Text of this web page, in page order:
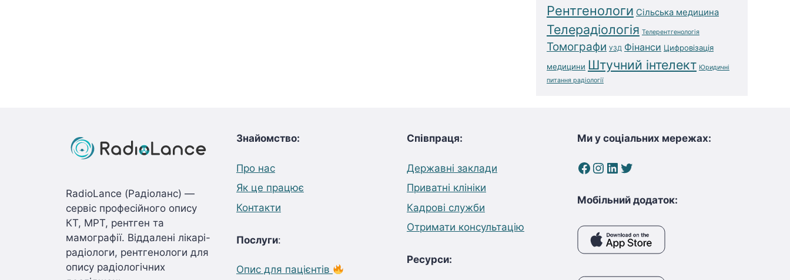
Рентгенологи Сільська медицина
Телерадіологія Телерентгенологія
Томографи УЗД Фінанси Цифровізація
медицини Штучний інтелект Юридичні
питання радіології
RadioLance (Радіоланс) —
сервіс професійного опису
КТ, МРТ, рентген та
мамографії. Віддалені лікарі-
радіологи, рентгенологи для
опису радіологічних
Знайомство:
Про нас
Як це працює
Контакти
Послуги:
Опис для пацієнтів
Співпраця:
Державні заклади
Приватні клініки
Кадрові служби
Отримати консультацію
Ресурси:
Ми у соціальних мережах:
Facebook
Instagram
LinkedIn
Twitter
Мобільний додаток: